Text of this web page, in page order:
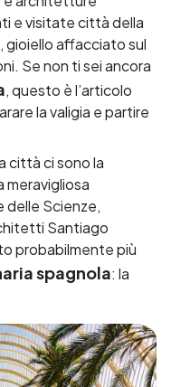
e visitate città della
, gioiello affacciato sul
Se non ti sei ancora
,questo è l’articolo
la valigia e partire
città ci sono la
meravigliosa
delle Scienze,
Santiago
probabilmente più
spagnola: la